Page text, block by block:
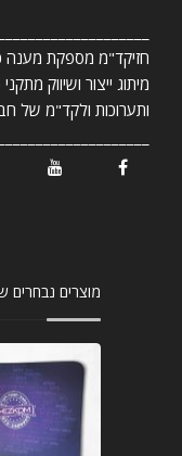
חזיקד"מ מספקת מענה
מיתוג ייצור ושיווק
ותערוכות ולקד"מ של
מוצרים נבחרים